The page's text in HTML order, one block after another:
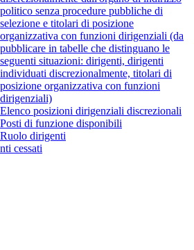
politico senza procedure pubbliche di
selezione e titolari di posizione
organizzativa con funzioni dirigenziali (da
pubblicare in tabelle che distinguano le
seguenti situazioni: dirigenti, dirigenti
individuati discrezionalmente, titolari di
posizione organizzativa con funzioni
dirigenziali)
Elenco posizioni dirigenziali discrezionali
Posti di funzione disponibili
Ruolo dirigenti
cessati